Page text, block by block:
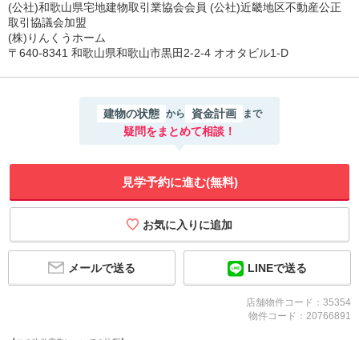
(公社)和歌山県宅地建物取引業協会会員 (公社)近畿地区不動産公正
取引協議会加盟
(株)りんくうホーム
〒640-8341 和歌山県和歌山市黒田2-2-4 オオタビル1-D
建物の状態 から 資金計画 まで
疑問をまとめて相談！
見学予約に進む(無料)
メールで送る LINEで送る
店舗物件コード：35354
物件コード：20766891